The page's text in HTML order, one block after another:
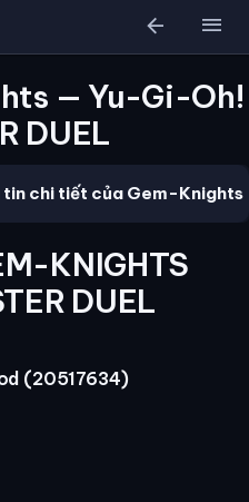
arrow_back menu
— Yu-Gi-Oh!
DUEL
tin chi tiết của Gem-Knights
KNIGHTS
DUEL
(20517634)